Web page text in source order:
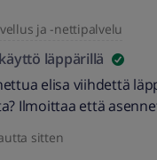
kuva
koko ajan pyörii
netin päällä että
ja pitänee
saavat sen
kun nyt
Muokattu
ja -nettipalvelu
läppärillä
elisa viihdettä
Ilmoittaa että
pattiin kun ei saa MM
27.5.2026
sitten